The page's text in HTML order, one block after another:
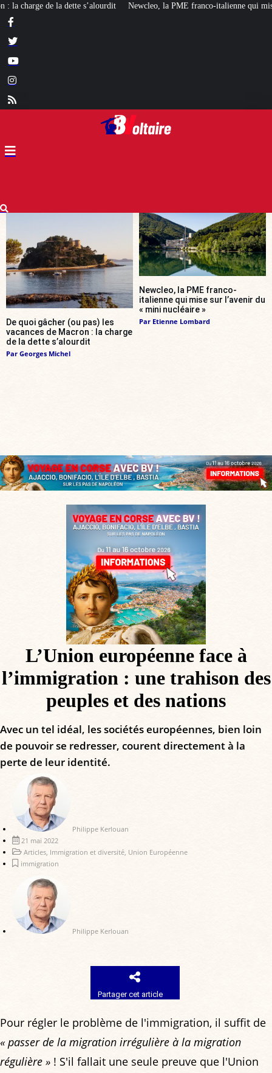
la PME franco-italienne qui mise sur l’avenir du « mini nucléaire »
De quoi gâcher (ou pas) les
vacances de Macron : la charge
de la dette s’alourdit
Par Georges Michel
Newcleo, la PME franco-
italienne qui mise sur l’avenir du
« mini nucléaire »
Par Etienne Lombard
L’Union européenne face à
l’immigration : une trahison des
peuples et des nations
Avec un tel idéal, les sociétés européennes, bien loin
de pouvoir se redresser, courent directement à la
perte de leur identité.
Philippe Kerlouan
21 mai 2022
Articles, Immigration et diversité, Union Européenne
immigration
Philippe Kerlouan
Partager cet article
Pour régler le problème de l'immigration, il suffit de
« passer de la migration irrégulière à la migration
régulière » ! S'il fallait une seule preuve que l'Union